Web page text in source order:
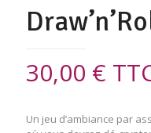
30,00 €
Un jeu d’ambiance par